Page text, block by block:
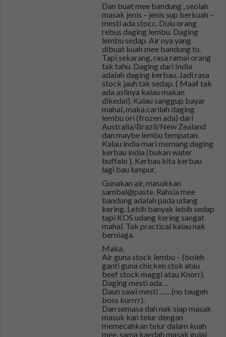
Dan buat mee bandung , seolah
masak jenis – jenis sup berkuah –
mesti ada stocc. Dulu orang
rebus daging lembu. Daging
lembu sedap. Air nya yang
dibuat kuah mee bandung tu.
Tapi sekarang, rasa ramai orang
tak tahu. Daging dari India
adalah daging kerbau. Jadi rasa
stock jauh tak sedap. ( Maaf tak
ada aslinya kalau makan
dikedai). Kalau sanggup bayar
mahal, maka carilah daging
lembu ori (frozen ada) dari
Australia/Brazil/New Zealand
dan maybe lembu tempatan.
Kalau india mari memang daging
kerbau india (bukan water
buffalo ). Kerbau kita kerbau
lagi bau lumpur.
Gunakan air, masukkan
sambal@paste. Rahsia mee
bandung adalah pada udang
kering. Lebih banyak lebih sedap
tapi KOS udang kering sangat
mahal. Tak practical kalau nak
berniaga.
Maka.
Air guna stock lembu – (boleh
ganti guna chicken stok atau
beef stock maggi atau Knorr).
Daging mesti ada…
Daun sawi mesti ……(no taugeh
boss kurrrr).
Dan semasa dah nak siap masak
masuk kan telur dengan
memecahkan telur dalam kuah
mee. sama kaedah masak gulai